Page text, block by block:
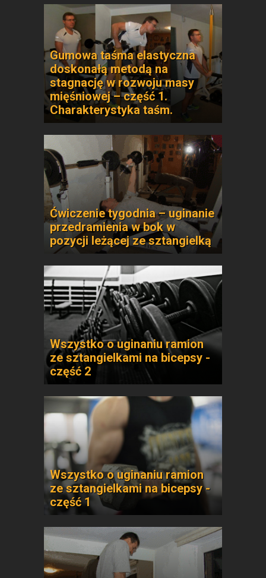
Gumowa taśma elastyczna
doskonałą metodą na
stagnację w rozwoju masy
mięśniowej – część 1.
Charakterystyka taśm.
Ćwiczenie tygodnia – uginanie
przedramienia w bok w
pozycji leżącej ze sztangielką
Wszystko o uginaniu ramion
ze sztangielkami na bicepsy -
część 2
Wszystko o uginaniu ramion
ze sztangielkami na bicepsy -
część 1